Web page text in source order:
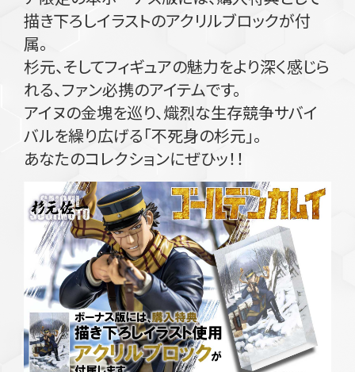
描き下ろしイラストのアクリルブロックが付
属。
杉元、そしてフィギュアの魅力をより深く感じら
れる、ファン必携のアイテムです。
アイヌの金塊を巡り、熾烈な生存競争サバイ
バルを繰り広げる「不死身の杉元」。
あなたのコレクションにぜひッ！！